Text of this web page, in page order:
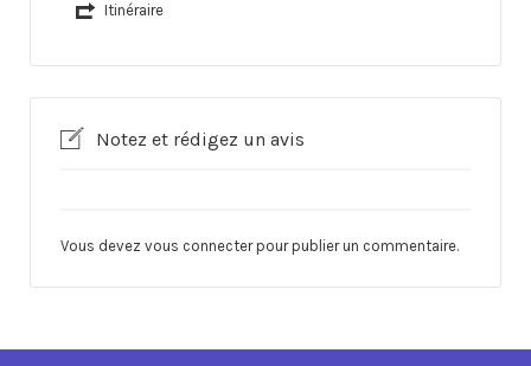
Itinéraire
Notez et rédigez un avis
Vous devez vous connecterpour publier un commentaire.